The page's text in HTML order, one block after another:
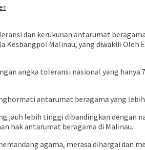
dan kerukunan antarumat
Malinau, yang diwakili Oleh
angka toleransi nasional yang hanya
antarumat beragama yang
jauh lebih tinggi dibandingkan dengan
hak antarumat beragama di Malinau.
agama, merasa dihargai dan